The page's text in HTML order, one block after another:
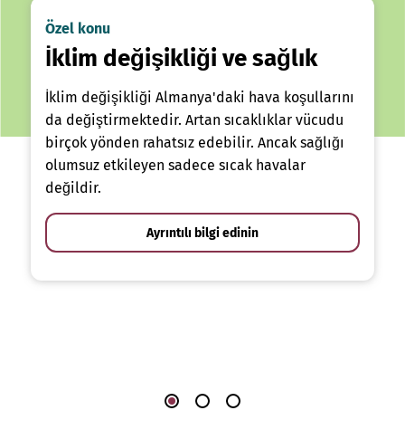
Özel konu
İklim değişikliği ve sağlık
İklim değişikliği Almanya'daki hava koşullarını
da değiştirmektedir. Artan sıcaklıklar vücudu
birçok yönden rahatsız edebilir. Ancak sağlığı
olumsuz etkileyen sadece sıcak havalar
değildir.
Ayrıntılı bilgi edinin